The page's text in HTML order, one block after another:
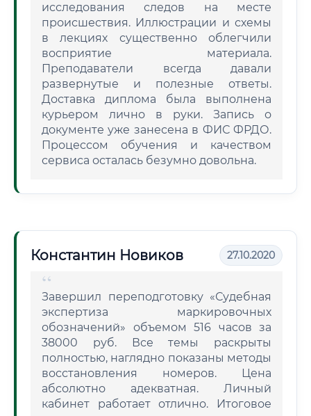
исследования следов на месте
происшествия. Иллюстрации и схемы
в лекциях существенно облегчили
восприятие материала.
Преподаватели всегда давали
развернутые и полезные ответы.
Доставка диплома была выполнена
курьером лично в руки. Запись о
документе уже занесена в ФИС ФРДО.
Процессом обучения и качеством
сервиса осталась безумно довольна.
Константин Новиков 27.10.2020
Завершил переподготовку «Судебная
экспертиза маркировочных
обозначений» объемом 516 часов за
38000 руб. Все темы раскрыты
полностью, наглядно показаны методы
восстановления номеров. Цена
абсолютно адекватная. Личный
кабинет работает отлично. Итоговое